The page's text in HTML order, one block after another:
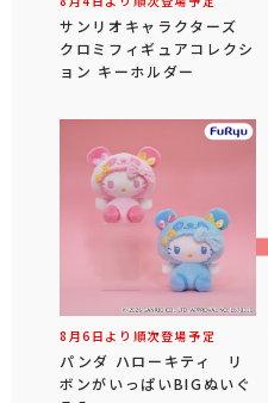
サンリオキャラクターズ
クロミフィギュアコレクシ
ョン キーホルダー
8月6日より順次登場予定
パンダ ハローキティ リ
ボンがいっぱいBIGぬいぐ